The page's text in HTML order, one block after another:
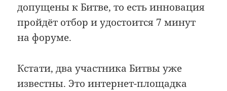
допущены к Битве, то есть инновация
пройдёт отбор и удостоится 7 минут
на форуме.
Кстати, два участника Битвы уже
известны. Это интернет-площадка